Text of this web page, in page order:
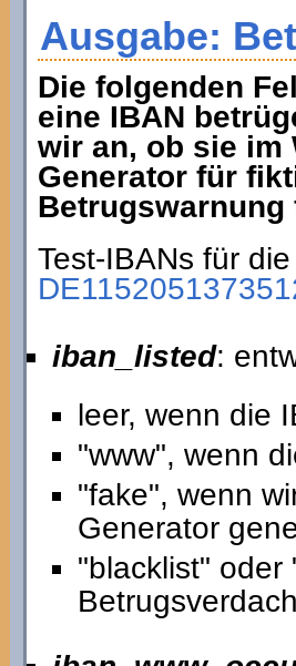
Ausgabe:
Die folgenden
eine IBAN
wir an, ob sie im
Generator für
Test-IBANs für
iban_listed:
leer, wenn die
"www", wenn
"fake", wenn
Generator
"blacklist" oder